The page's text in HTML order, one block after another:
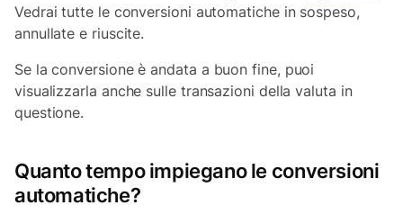
Vedrai tutte le conversioni automatiche in sospeso,
annullate e riuscite.
Se la conversione è andata a buon fine, puoi
visualizzarla anche sulle transazioni della valuta in
questione.
Quanto tempo impiegano le conversioni
automatiche?